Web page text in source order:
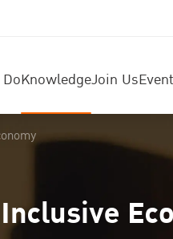
KnowledgeJoin Us